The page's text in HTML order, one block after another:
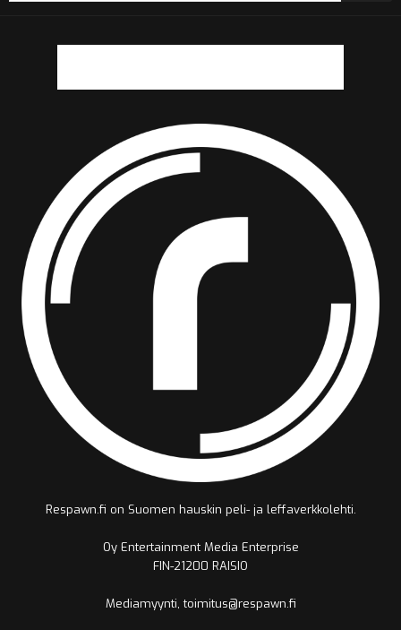
Respawn.fi on Suomen hauskin peli- ja leffaverkkolehti.
Oy Entertainment Media Enterprise
FIN-21200 RAISIO
Mediamyynti, toimitus@respawn.fi